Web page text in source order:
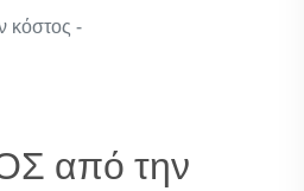
κόστος -
από την